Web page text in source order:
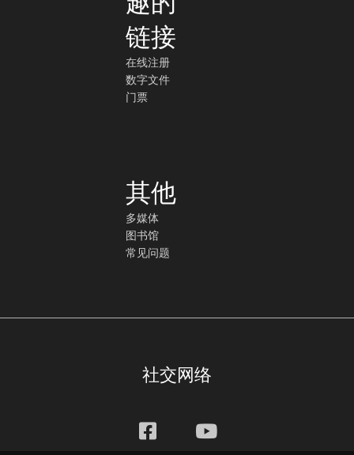
链接
在线注册
数字文件
门票
其他
多媒体
图书馆
常见问题
社交网络